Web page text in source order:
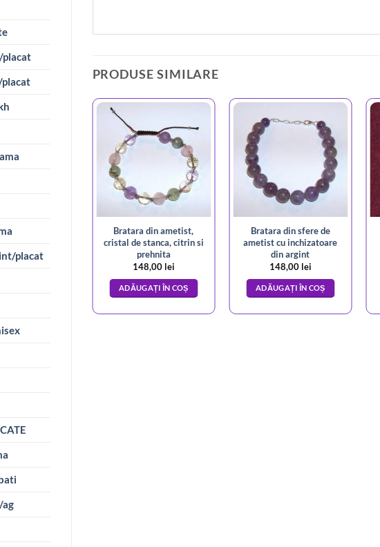
placat
placat
ag
PRODUSE SIMILARE
Bratara din ametist,
cristal de stanca, citrin si
prehnita
148,00 lei
ADĂUGAȚI ÎN COȘ
Bratara din sfere de
ametist cu inchizatoare
din argint
148,00 lei
ADĂUGAȚI ÎN COȘ